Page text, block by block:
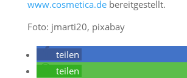
www.cosmetica.debereitgestellt.
Foto: jmarti20, pixabay
teilen
teilen